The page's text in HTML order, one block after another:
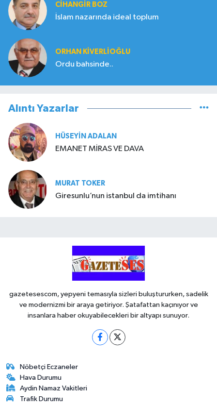
CIHANGIR BOZ
İslam nazarında ideal toplum
ORHAN KIVERLIOĞLU
Ordu bahsinde..
Alıntı Yazarlar
HÜSEYIN ADALAN
EMANET MİRAS VE DAVA
MURAT TOKER
Giresunlu’nun istanbul da imtihanı
gazetesescom, yepyeni temasıyla sizleri buluştururken, sadelik
ve modernizmi bir araya getiriyor. Şatafattan kaçınıyor ve
insanlara haber okuyabilecekleri bir altyapı sunuyor.
Nöbetçi Eczaneler
Hava Durumu
Aydin Namaz Vakitleri
Trafik Durumu